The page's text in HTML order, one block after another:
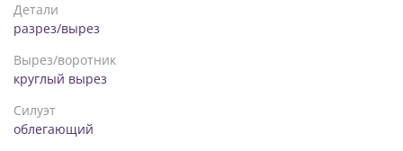
Детали
разрез/вырез
Вырез/воротник
круглый вырез
Силуэт
облегающий